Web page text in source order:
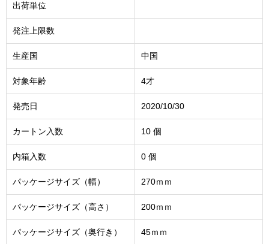
出荷単位
発注上限数
生産国 中国
対象年齢 4才
発売日 2020/10/30
カートン入数 10 個
内箱入数 0 個
パッケージサイズ（幅） 270ｍｍ
パッケージサイズ（高さ） 200ｍｍ
パッケージサイズ（奥行き） 45ｍｍ